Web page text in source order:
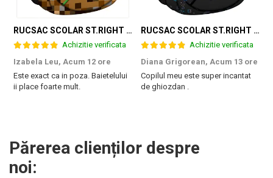
RUCSAC SCOLAR ST.RIGHT 3 COMPARTIMENTE GAME ZONE BP-26 301384
Achizitie verificata
Izabela Leu, Acum 12 ore
Este exact ca in poza. Baietelului
ii place foarte mult.
RUCSAC SCOLAR ST.RIGHT 3 COMPARTIMENTE GAME CONTROLLER SPLASH BP-26 697562
Achizitie verificata
Diana Grigorean, Acum 13 ore
Copilul meu este super incantat
de ghiozdan .
Părerea clienților despre
noi: